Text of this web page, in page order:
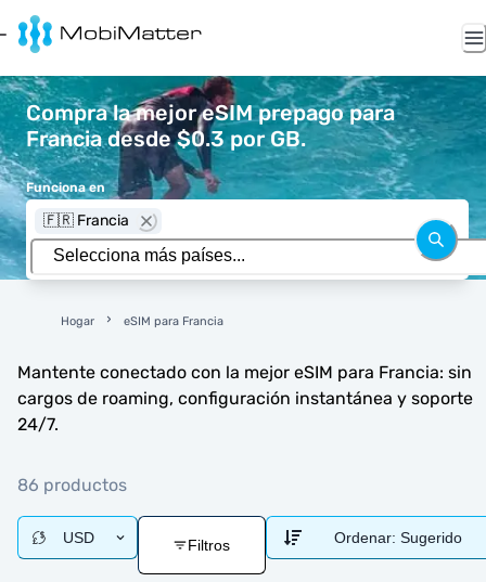
Compra la mejor eSIM prepago para
Francia desde $0.3 por GB.
Funciona en
🇫🇷 Francia
Hogar eSIM para Francia
Mantente conectado con la mejor eSIM para Francia: sin
cargos de roaming, configuración instantánea y soporte
24/7.
86 productos
USD Filtros Ordenar: Sugerido